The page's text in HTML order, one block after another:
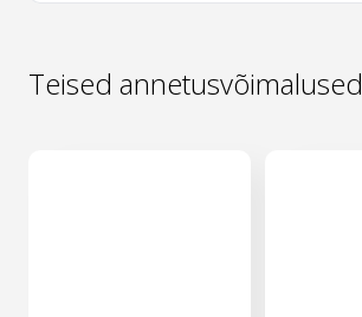
Teised annetusvõimalused